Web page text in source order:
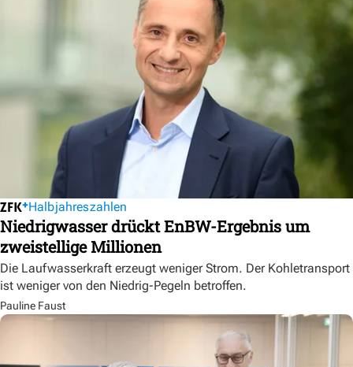
Halbjahreszahlen
Niedrigwasser drückt EnBW-Ergebnis um
zweistellige Millionen
Die Laufwasserkraft erzeugt weniger Strom. Der Kohletransport
ist weniger von den Niedrig-Pegeln betroffen.
Pauline Faust